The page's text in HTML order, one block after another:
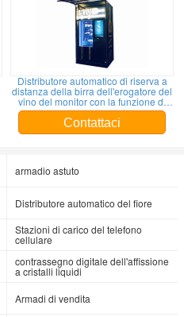
Distributore automatico di riserva a
distanza della birra dell'erogatore del
vino del monitor con la funzione di
pubblicità
Contattaci
armadio astuto
Distributore automatico del fiore
Stazioni di carico del telefono
cellulare
contrassegno digitale dell'affissione
a cristalli liquidi
Armadi di vendita